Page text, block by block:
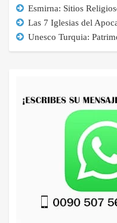
Esmirna: Sitios
Las 7 Iglesias del
Unesco Turquia: